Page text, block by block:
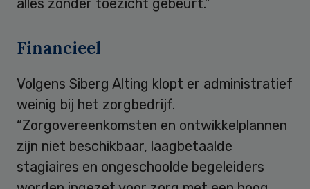
alles zonder toezicht gebeurt.”
Financieel
Volgens Siberg Alting klopt er administratief
weinig bij het zorgbedrijf.
“Zorgovereenkomsten en ontwikkelplannen
zijn niet beschikbaar, laagbetaalde
stagiaires en ongeschoolde begeleiders